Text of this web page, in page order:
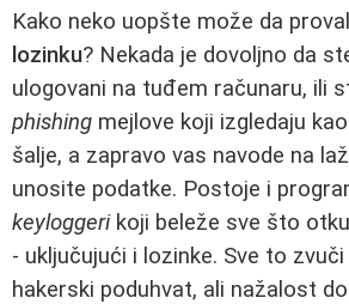
Kako neko uopšte može da
lozinku? Nekada je dovoljno da
ulogovani na tuđem računaru, ili
phishing mejlove koji izgledaju
šalje, a zapravo vas navode na
unosite podatke. Postoje i
keyloggerikoji beleže sve što
- uključujući i lozinke. Sve to
hakerski poduhvat, ali nažalost